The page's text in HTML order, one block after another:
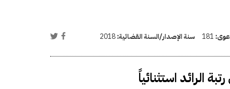
181 سنة الإصدار/السنة القضائية:2018
الرائد استثنائياً